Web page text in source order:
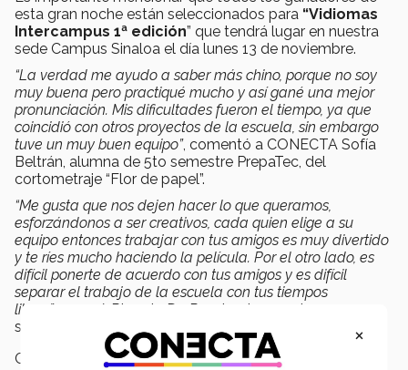
esta gran noche están seleccionados para “Vidiomas
Intercampus 1ª edición” que tendrá lugar en nuestra
sede Campus Sinaloa el día lunes 13 de noviembre.
“La verdad me ayudo a saber más chino, porque no soy
muy buena pero practiqué mucho y así gané una mejor
pronunciación. Mis dificultades fueron el tiempo, ya que
coincidió con otros proyectos de la escuela, sin embargo
tuve un muy buen equipo”, comentó a CONECTA Sofía
Beltrán, alumna de 5to semestre PrepaTec, del
cortometraje “Flor de papel”.
“Me gusta que nos dejen hacer lo que queramos,
esforzándonos a ser creativos, cada quien elige a su
equipo entonces trabajar con tus amigos es muy divertido
y te ríes mucho haciendo la película. Por el otro lado, es
difícil ponerte de acuerdo con tus amigos y es difícil
separar el trabajo de la escuela con tus tiempos
libres.”expresó Ricardo De Rueda, alumno de 3 er
semestre PrepaTec del cortometraje “J´ecouterai”.
Campus:
×